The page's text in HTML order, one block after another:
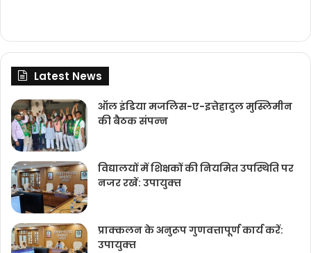
Latest News
ऑल इंडिया मजलिस-ए-इत्तेहादुल मुस्लिमीन
की बैठक संपन्‍न
विद्यालयों में शिक्षकों की नियमित उपस्थिति पर
नजर रखें: उपायुक्‍त
प्राक्कलन के अनुरूप गुणवत्तापूर्ण कार्य करें:
उपायुक्‍त